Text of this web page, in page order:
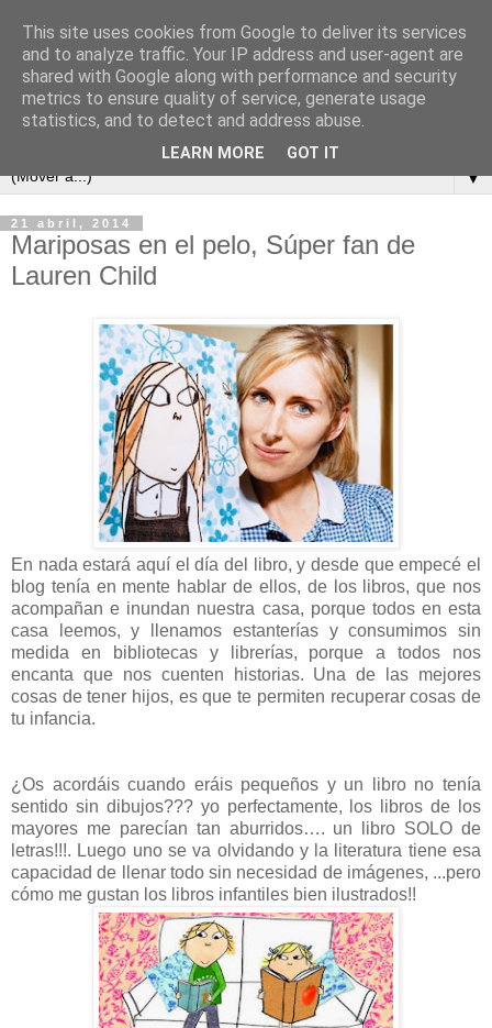
▼
21 abril, 2014
Mariposas en el pelo, Súper fan de
Lauren Child
En nada estará aquí el día del libro, y desde que empecé el
blog tenía en mente hablar de ellos, de los libros, que nos
acompañan e inundan nuestra casa, porque todos en esta
casa leemos, y llenamos estanterías y consumimos sin
medida en bibliotecas y librerías, porque a todos nos
encanta que nos cuenten historias. Una de las mejores
cosas de tener hijos, es que te permiten recuperar cosas de
tu infancia.
¿Os acordáis cuando eráis pequeños y un libro no tenía
sentido sin dibujos??? yo perfectamente, los libros de los
mayores me parecían tan aburridos…. un libro SOLO de
letras!!!. Luego uno se va olvidando y la literatura tiene esa
capacidad de llenar todo sin necesidad de imágenes, ...pero
cómo me gustan los libros infantiles bien ilustrados!!
This site uses cookies from Google to deliver its services
and to analyze traffic. Your IP address and user-agent are
shared with Google along with performance and security
metrics to ensure quality of service, generate usage
statistics, and to detect and address abuse.
LEARN MORE GOT IT